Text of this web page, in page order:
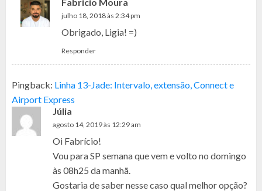
julho 18, 2018 às 2:34 pm
Obrigado, Ligia! =)
Responder
Pingback: Linha 13-Jade: Intervalo, extensão, Connect e
Airport Express
Júlia
agosto 14, 2019 às 12:29 am
Oi Fabrício!
Vou para SP semana que vem e volto no domingo
às 08h25 da manhã.
Gostaria de saber nesse caso qual melhor opção?